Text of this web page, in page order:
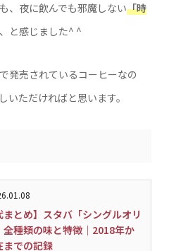
、夜に飲んでも邪魔しない「時
と感じました^ ^
発売されているコーヒーなの
いただければと思います。
まとめ】スタバ「シングルオリ
全種類の味と特徴｜2018年か
までの記録